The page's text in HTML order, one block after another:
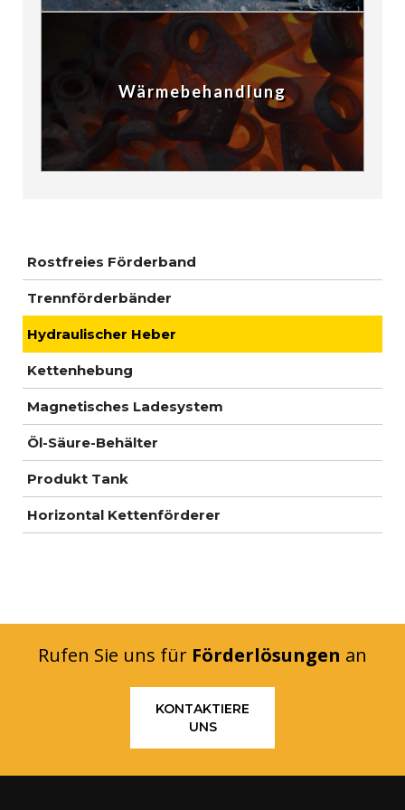
Wärmebehandlung
Rostfreies Förderband
Trennförderbänder
Hydraulischer Heber
Kettenhebung
Magnetisches Ladesystem
Öl-Säure-Behälter
Produkt Tank
Horizontal Kettenförderer
Rufen Sie uns für Förderlösungen an
KONTAKTIERE
UNS